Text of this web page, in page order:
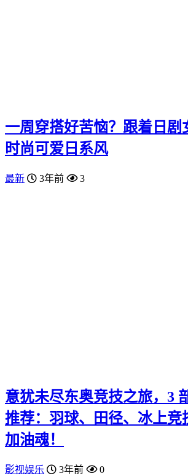
一周穿搭好苦恼？跟着日剧
时尚可爱日系风
最新 3年前 3
意犹未尽东奥竞技之旅，3
推荐：羽球、田径、冰上竞
加油魂！
影视娱乐 3年前 0